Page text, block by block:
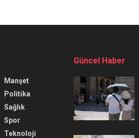
Manşet
Politika
Sağlık
Spor
Teknoloji
Güncel Haber